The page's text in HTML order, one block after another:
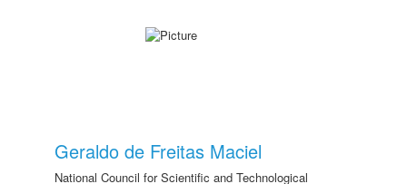
Geraldo de Freitas Maciel
National Council for Scientific and Technological